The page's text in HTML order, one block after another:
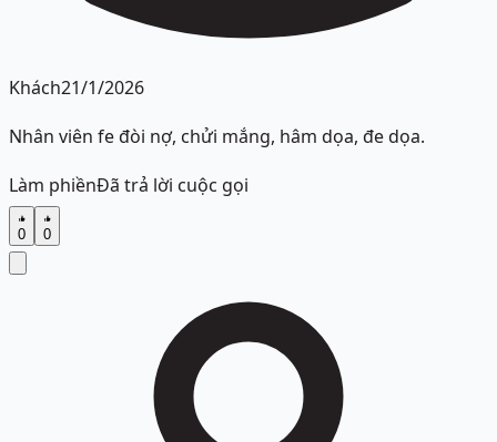
Khách21/1/2026
Nhân viên fe đòi nợ, chửi mắng, hâm dọa, đe dọa.
Làm phiềnĐã trả lời cuộc gọi
0 0